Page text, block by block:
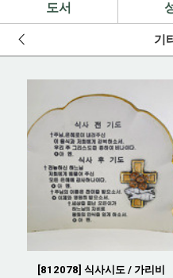
도서
기
[812078] 식사시도 / 가리비